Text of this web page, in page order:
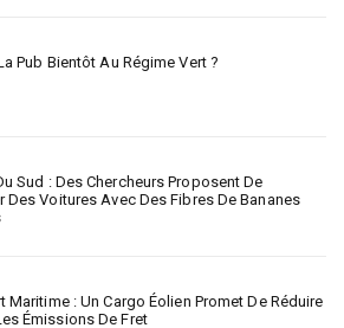
Pub Bientôt Au Régime Vert ?
Sud : Des Chercheurs Proposent De
Des Voitures Avec Des Fibres De Bananes
Maritime : Un Cargo Éolien Promet De Réduire
Émissions De Fret